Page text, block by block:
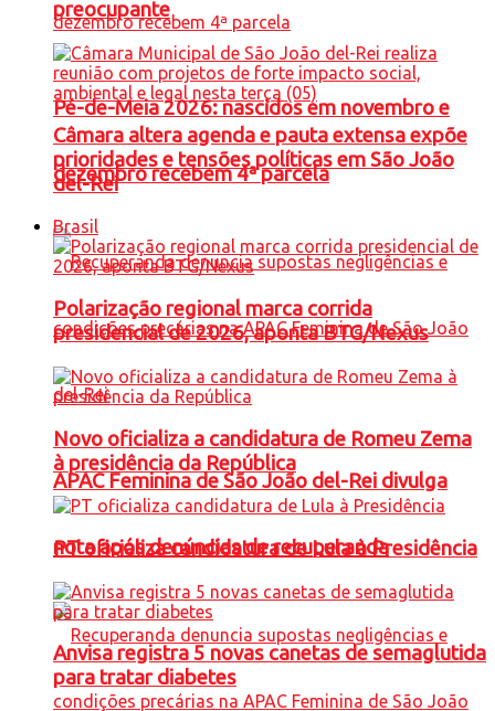
Pé-de-Meia 2026: nascidos em novembro e
dezembro recebem 4ª parcela
APAC Feminina de São João del-Rei divulga
nota após denúncias de recuperanda
preocupante
Câmara altera agenda e pauta extensa expõe
prioridades e tensões políticas em São João
del-Rei
Brasil
Polarização regional marca corrida
presidencial de 2026, aponta BTG/Nexus
Novo oficializa a candidatura de Romeu Zema
à presidência da República
PT oficializa candidatura de Lula à Presidência
Anvisa registra 5 novas canetas de semaglutida
para tratar diabetes